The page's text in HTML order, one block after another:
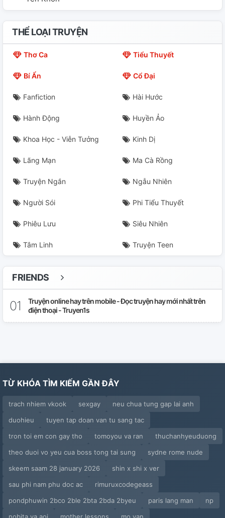
THỂ LOẠI TRUYỆN
Thơ Ca Tiểu Thuyết
Bí Ẩn Cổ Đại
Fanfiction Hài Hước
Hành Động Huyền Ảo
Khoa Học - Viễn Tưởng Kinh Dị
Lãng Mạn Ma Cà Rồng
Truyện Ngắn Ngẫu Nhiên
Người Sói Phi Tiểu Thuyết
Phiêu Lưu Siêu Nhiên
Tâm Linh Truyện Teen
FRIENDS
Truyện online hay trên mobile - Đọc truyện hay mới nhất trên
điện thoại - Truyen1s
TỪ KHÓA TÌM KIẾM GẦN ĐÂY
trach nhiem vkook sexgay
neu chua tung gap lai anh
duohieu
tuyen tap doan van tu sang tac
tron toi em con gay tho
tomoyou va ran
thuchanhyeuduong
theo duoi vo yeu cua boss tong tai sung
sydne rome nude
skeem saam 28 january 2026
shin x shi x ver
sau phi nam phu doc ac
rimuruxcodegeass
pondphuwin 2bco 2ble 2bta 2bda 2byeu
paris lang man
np